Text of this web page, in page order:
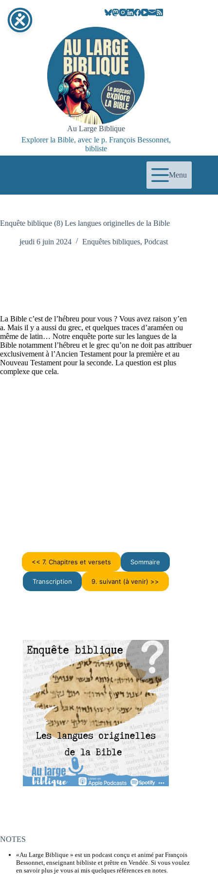
contenu
Au Large Biblique
Explorer la Bible, avec le p. François Bessonnet,
bibliste
Menu
Enquête biblique (8) Les langues originelles de la Bible
jeudi 6 juin 2024 Enquêtes bibliques, Podcast
La Bible c’est de l’hébreu pour vous ? Vous avez raison y’en
a. Mais il y a aussi du grec, et quelques traces d’araméen ou
même de latin… Notre enquête porte sur les langues de la
Bible notamment l’hébreu et le grec qu’on ne doit pas attribuer
exclusivement à l’Ancien Testament pour la première et au
Nouveau Testament pour la seconde. La question est plus
complexe que cela.
<< 7. Chapitres et versets Sommaire
Transcription 9. suivant (à venir) >>
NOTES
«Au Large Biblique » est un podcast conçu et animé par François
Bessonnet, enseignant bibliste et prêtre en Vendée. Si vous voulez
en savoir plus je vous ai mis quelques références en notes.